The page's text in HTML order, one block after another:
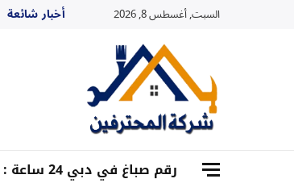
السبت, أغسطس 8, 2026 أخبار شائعة
رقم صباغ في دبي 24 ساعة : الشارقة : عجمان : أم القيوين :0528959204